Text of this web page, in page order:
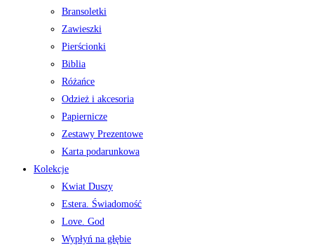
Bransoletki
Zawieszki
Pierścionki
Biblia
Różańce
Odzież i akcesoria
Papiernicze
Zestawy Prezentowe
Karta podarunkowa
Kolekcje
Kwiat Duszy
Estera. Świadomość
Love. God
Wypłyń na głębie